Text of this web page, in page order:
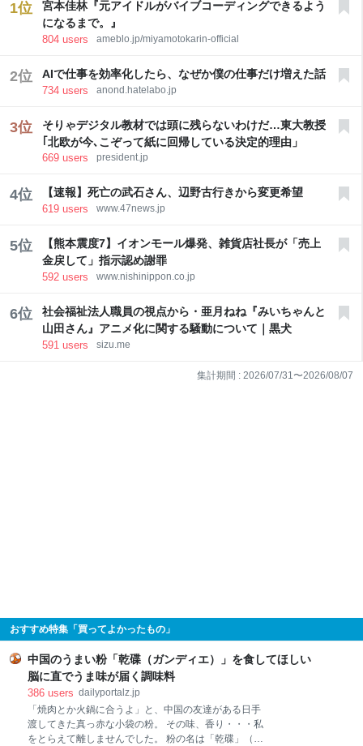
ルは、「他社で以前に報告された事例と同様の方法
で」別の企業の「セキュリティー上の脆弱（ぜいじゃ
く）性を悪用」した。 テスト会社
1位
宮本佳林『元アイドルがバイブコーディングできるよう
になるまで。』
804 users ameblo.jp/miyamotokarin-official
2位 AIで仕事を効率化したら、なぜか僕の仕事だけ増えた話
734 users anond.hatelabo.jp
3位
そりゃデジタル教材では頭に残らないわけだ…東大教授
｢北欧が今､こぞって紙に回帰している決定的理由」
669 users president.jp
4位 【速報】死亡の武石さん、辺野古行きから変更希望
619 users www.47news.jp
5位
【熊本震度7】イオンモール爆発、雑貨店社長が「売上
金戻して」指示認め謝罪
592 users www.nishinippon.co.jp
6位
社会福祉法人職員の視点から・亜月ねね『みいちゃんと
山田さん』アニメ化に関する騒動について｜黒犬
591 users sizu.me
集計期間 : 2026/07/31 〜2026/08/07
おすすめ特集「買ってよかったもの」
中国のうまい粉「乾碟（ガンディエ）」を食してほしい
脳に直でうま味が届く調味料
386 users dailyportalz.jp
「焼肉とか火鍋に合うよ」と、中国の友達がある日手
渡してきた真っ赤な小袋の粉。 その味、香り・・・私
をとらえて離しませんでした。 粉の名は「乾碟」（ガ